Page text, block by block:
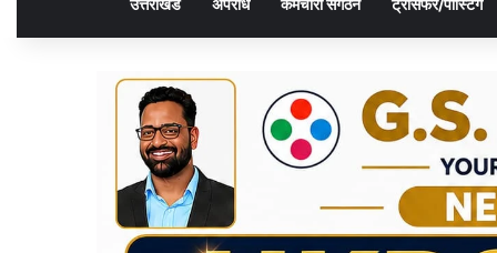
उत्तराखंड अपराध कर्मचारी संगठन ट्रांसफर/पोस्टिंग